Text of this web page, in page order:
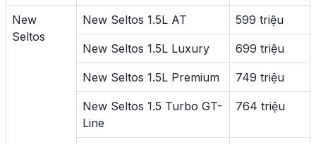
New
Seltos
New Seltos 1.5L AT 599 triệu
New Seltos 1.5L Luxury 699 triệu
New Seltos 1.5L Premium 749 triệu
New Seltos 1.5 Turbo GT-
Line
764 triệu